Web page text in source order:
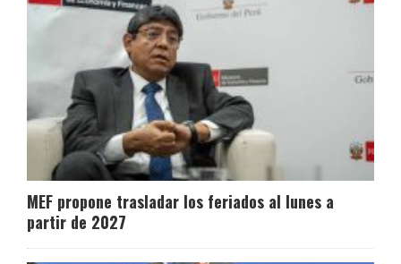
MEF propone trasladar los feriados al lunes a
partir de 2027